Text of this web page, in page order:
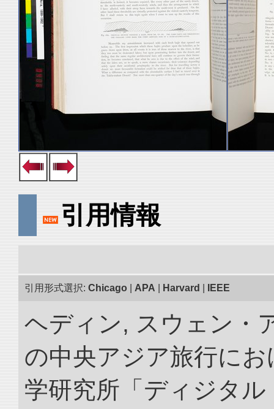
引用情報
引用形式選択: Chicago APA Harvard IEEE
ヘディン, スウェン・
の中央アジア旅行にお
学研究所「ディジタ